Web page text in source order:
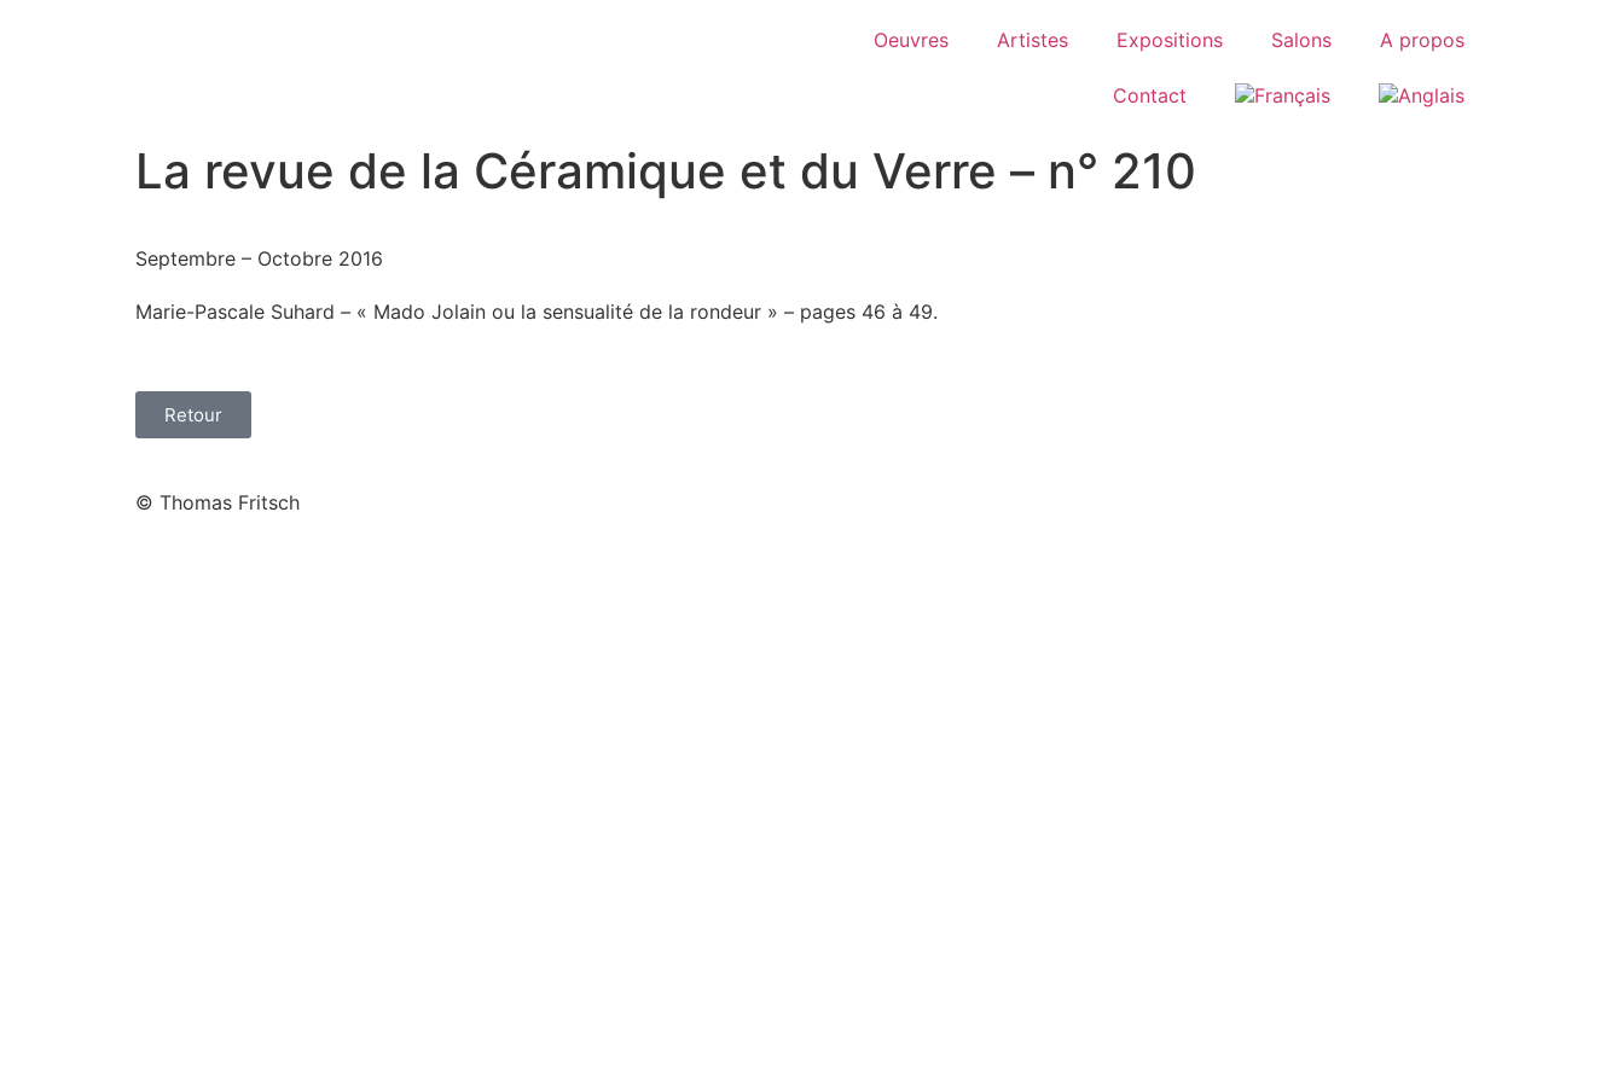
Oeuvres Artistes Expositions Salons A propos
Contact
La revue de la Céramique et du Verre – n° 210
Septembre – Octobre 2016
Marie-Pascale Suhard – « Mado Jolain ou la sensualité de la rondeur » – pages 46 à 49.
Retour
© Thomas Fritsch